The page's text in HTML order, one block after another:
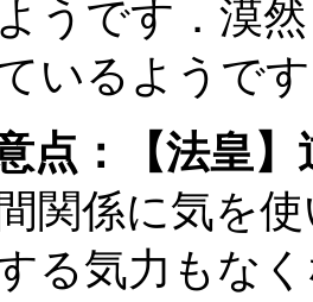
うです．漠
いるようで
点：【法皇】
関係に気を
る気力もな